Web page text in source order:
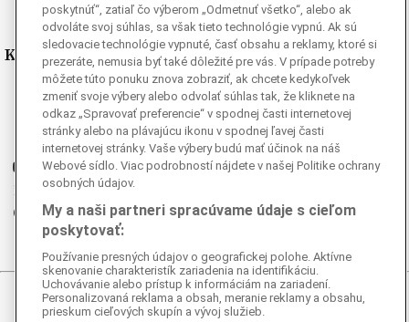
Kde nás nájdete
Facebook
Instagram
Ganjing
Youtube
Twitter
Telegram
RSS
© 2026 Epoch Times Slovensko
poskytnúť“, zatiaľ čo výberom „Odmetnuť všetko“, alebo ak
odvoláte svoj súhlas, sa však tieto technológie vypnú. Ak sú
sledovacie technológie vypnuté, časť obsahu a reklamy, ktoré si
prezeráte, nemusia byť také dôležité pre vás. V prípade potreby
môžete túto ponuku znova zobraziť, ak chcete kedykoľvek
zmeniť svoje výbery alebo odvolať súhlas tak, že kliknete na
odkaz „Spravovať preferencie“ v spodnej časti internetovej
stránky alebo na plávajúcu ikonu v spodnej ľavej časti
internetovej stránky. Vaše výbery budú mať účinok na náš
Webové sídlo. Viac podrobností nájdete v našej Politike ochrany
osobných údajov.
My a naši partneri spracúvame údaje s cieľom
poskytovať:
Používanie presných údajov o geografickej polohe. Aktívne
skenovanie charakteristík zariadenia na identifikáciu.
Uchovávanie alebo prístup k informáciám na zariadení.
Personalizovaná reklama a obsah, meranie reklamy a obsahu,
prieskum cieľových skupín a vývoj služieb.